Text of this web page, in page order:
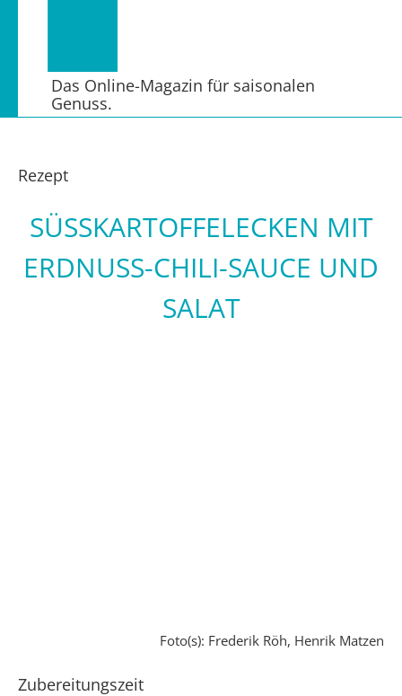
Das Online-Magazin für saisonalen
Genuss.
Rezept
SÜSSKARTOFFELECKEN MIT E
RDNUSS-CHILI-SAUCE UND S
ALAT
Foto(s): Frederik Röh, Henrik Matzen
Zubereitungszeit